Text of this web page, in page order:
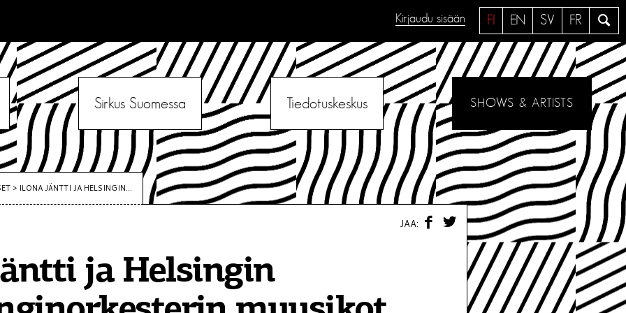
a
e
FI EN SV FR
Kirjaudu sisään
Sirkus Suomessa Tiedotuskeskus SHOWS & ARTISTS
> ILONA JÄNTTI JA HELSINGIN...
ja Helsingin
JAA:
F
W